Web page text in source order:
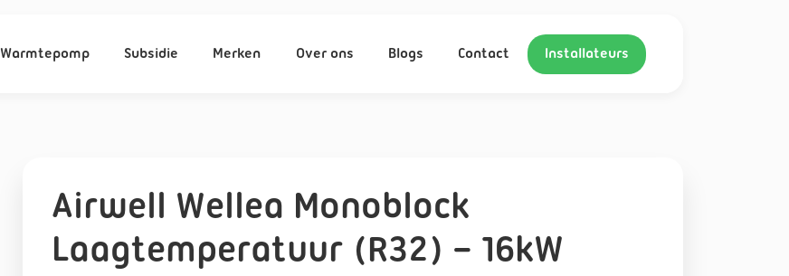
Warmtepomp Subsidie Merken Over ons Blogs Contact Installateurs
Airwell Wellea Monoblock
Laagtemperatuur (R32) – 16kW